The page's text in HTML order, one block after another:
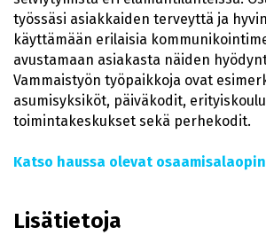
työssäsi asiakkaiden terveyttä ja
käyttämään erilaisia
avustamaan asiakasta näiden
Vammaistyön työpaikkoja ovat
asumisyksiköt, päiväkodit,
toimintakeskukset sekä perhekodit.
Katso haussa olevat
Lisätietoja